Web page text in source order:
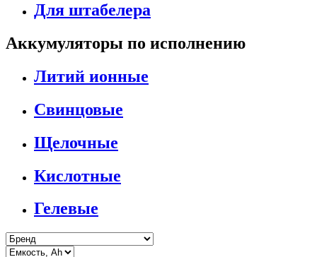
Для штабелера
Аккумуляторы по исполнению
Литий ионные
Свинцовые
Щелочные
Кислотные
Гелевые